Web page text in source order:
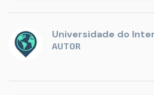
Universidade do
AUTOR